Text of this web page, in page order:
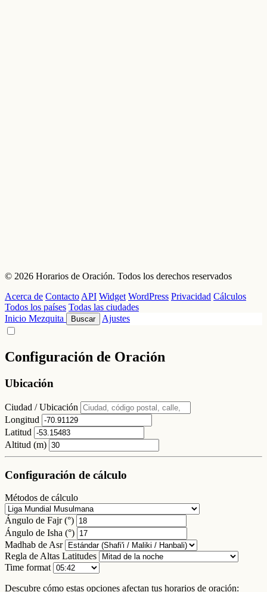
© 2026 Horarios de Oración. Todos los derechos reservados
Acerca de ContactoAPI Widget WordPress Privacidad Cálculos
Todos los países Todas las ciudades
Inicio Mezquita Buscar Ajustes
Configuración de Oración
Ubicación
Ciudad / Ubicación
Longitud
Latitud
Altitud (m)
Configuración de cálculo
Métodos de cálculo
Ángulo de Fajr (°)
Ángulo de Isha (°)
Madhab de Asr
Regla de Altas Latitudes
Time format
Descubre cómo estas opciones afectan tus horarios de oración: